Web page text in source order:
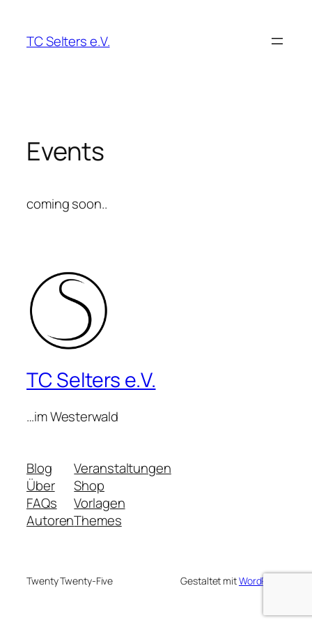
springen
TC Selters e.V.
Events
coming soon..
TC Selters e.V.
…im Westerwald
Blog
Über
FAQs
Autoren
Veranstaltungen
Shop
Vorlagen
Themes
Twenty Twenty-Five Gestaltet mitWordPress